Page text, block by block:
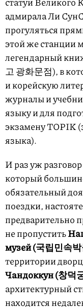
адмирала Ли
прогуляться
этой же станции
легендарный
고 광화문점), в
и корейскую
журналы и
языку и для
экзамену TOPIK
языка).
И раз уж
который
обязательный
поездки,
предварительно
не пропустить
музей (국립민속
территории
Чандоккун (창덕
архитектурный
находится